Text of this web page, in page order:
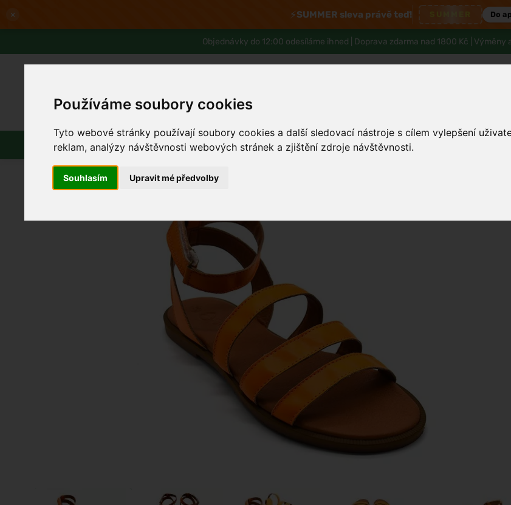
Používáme soubory cookies
Tyto webové stránky používají soubory cookies a další sledovací nástroje s cílem vylepšení
reklam, analýzy návštěvnosti webových stránek a zjištění zdroje návštěvnosti.
Souhlasím Upravit mé předvolby
× ⚡SUMMER sleva právě teď! Do
Objednávky do 12:00 odesíláme ihned | Doprava zdarma nad 1800 Kč | Výměny
Parfémy Líčení Vlasy Pleť Tělo a hygiena Děti Muži